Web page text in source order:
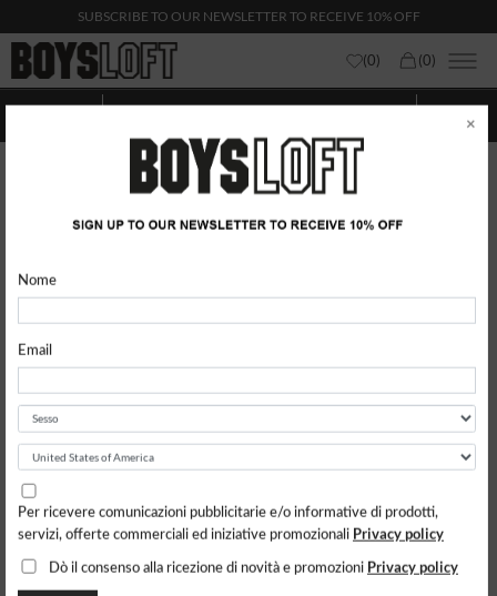
SUBSCRIBE TO OUR NEWSLETTER TO RECEIVE 10% OFF
(0) (0)
PUMA
63.48$
PUMA
51.94$
×
Nome
Email
Per ricevere comunicazioni pubblicitarie e/o informative di prodotti,
servizi, offerte commerciali ed iniziative promozionali Privacy policy
Dò il consenso alla ricezione di novità e promozioni Privacy policy